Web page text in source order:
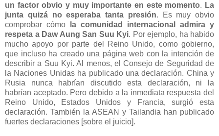
un factor obvio y muy importante en este momento. La
junta quizá no esperaba tanta presión. Es muy obvio
comprobar cómo
la comunidad internacional admira y
respeta a Daw Aung San Suu Kyi. Por ejemplo, ha habido
mucho apoyo por parte del Reino Unido, como gobierno,
que incluso ha creado una página web con la intención de
describir a Suu Kyi. Al menos, el Consejo de Seguridad de
la Naciones Unidas ha publicado una declaración. China y
Rusia nunca habrían discutido esta declaración, ni la
habrían aceptado. Pero debido a la inmediata respuesta del
Reino Unido, Estados Unidos y Francia, surgió esta
declaración. También la ASEAN y Tailandia han publicado
fuertes declaraciones [sobre el juicio].